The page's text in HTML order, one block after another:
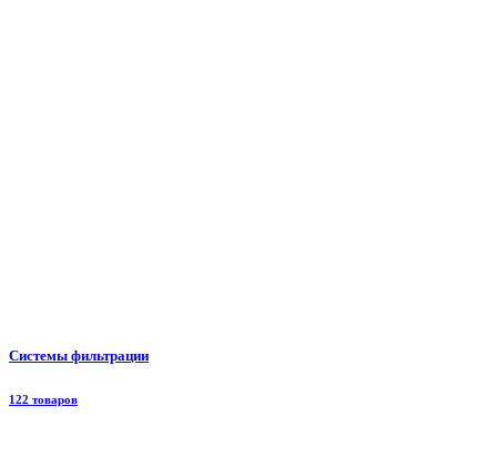
Системы фильтрации
122 товаров